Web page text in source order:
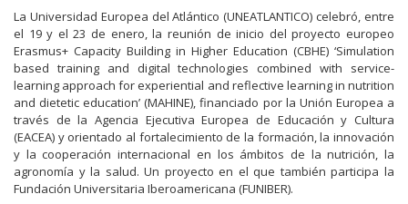
La Universidad Europea del Atlántico (UNEATLANTICO) celebró, entre
el 19 y el 23 de enero, la reunión de inicio del proyecto europeo
Erasmus+ Capacity Building in Higher Education (CBHE) ‘Simulation
based training and digital technologies combined with service-
learning approach for experiential and reflective learning in nutrition
and dietetic education’ (MAHINE), financiado por la Unión Europea a
través de la Agencia Ejecutiva Europea de Educación y Cultura
(EACEA) y orientado al fortalecimiento de la formación, la innovación
y la cooperación internacional en los ámbitos de la nutrición, la
agronomía y la salud. Un proyecto en el que también participa la
Fundación Universitaria Iberoamericana (FUNIBER).